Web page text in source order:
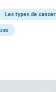
Les types de cancer